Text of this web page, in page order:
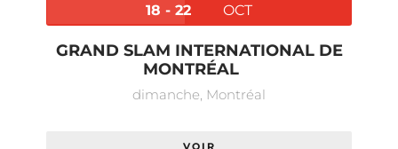
18 - 22 OCT
GRAND SLAM INTERNATIONAL DE
MONTRÉAL
dimanche, Montréal
VOIR